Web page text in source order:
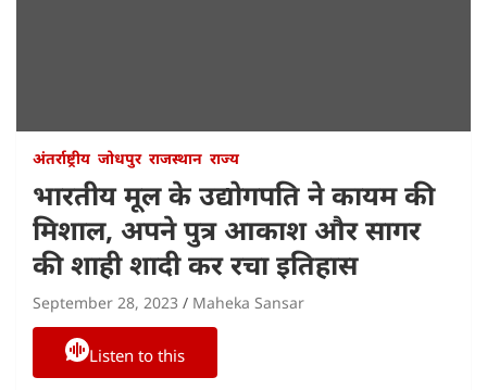
अंतर्राष्ट्रीय जोधपुर राजस्थान राज्य
भारतीय मूल के उद्योगपति ने कायम की
मिशाल, अपने पुत्र आकाश और सागर
की शाही शादी कर रचा इतिहास
September 28, 2023 Maheka Sansar
Listen to this